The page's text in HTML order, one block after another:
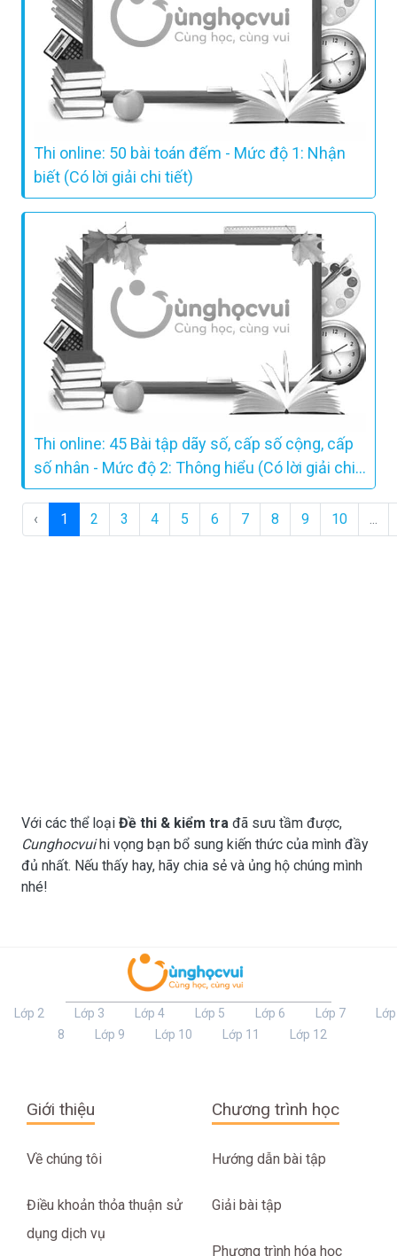
Thi online: 50 bài toán đếm - Mức độ 1: Nhận
biết (Có lời giải chi tiết)
Thi online: 45 Bài tập dãy số, cấp số cộng, cấp
số nhân - Mức độ 2: Thông hiểu (Có lời giải chi
tiết)
‹ 1 2 3 4 5 6 7 8 9 10 ...
Với các thể loại Đề thi & kiểm tra đã sưu tầm được,
Cunghocvuihi vọng bạn bổ sung kiến thức của mình đầy
đủ nhất. Nếu thấy hay, hãy chia sẻ và ủng hộ chúng mình
nhé!
Lớp 2 Lớp 3 Lớp 4 Lớp 5 Lớp 6 Lớp 7
Lớp
8
Lớp 9 Lớp 10 Lớp 11 Lớp 12
Giới thiệu
Về chúng tôi
Điều khoản thỏa thuận sử
dụng dịch vụ
Chương trình học
Hướng dẫn bài tập
Giải bài tập
Phương trình hóa học